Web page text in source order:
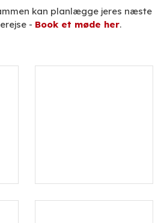
kan planlægge jeres næste
- Book et møde her.